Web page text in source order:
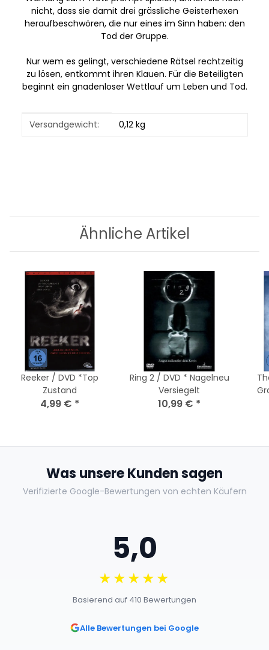
nicht, dass sie damit drei grässliche Geisterhexen
heraufbeschwören, die nur eines im Sinn haben: den
Tod der Gruppe.
Nur wem es gelingt, verschiedene Rätsel rechtzeitig
zu lösen, entkommt ihren Klauen. Für die Beteiligten
beginnt ein gnadenloser Wettlauf um Leben und Tod.
Produkteigenschaft
Wert
Versandgewicht: 0,12 kg
Ähnliche Artikel
Reeker / DVD *Top
Zustand
4,99 € *
Ring 2 / DVD * Nagelneu
Versiegelt
10,99 € *
Was unsere Kunden sagen
Verifizierte Google-Bewertungen von echten Käufern
5,0
★★★★★
Basierend auf 410 Bewertungen
Alle Bewertungen bei Google